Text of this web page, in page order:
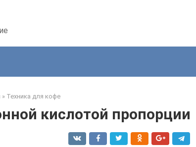
» Техника для кофе
кислотой пропорции